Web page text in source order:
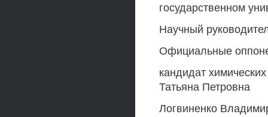
государственном
Научный
Официальные
кандидат
Татьяна Петровна
Логвиненко